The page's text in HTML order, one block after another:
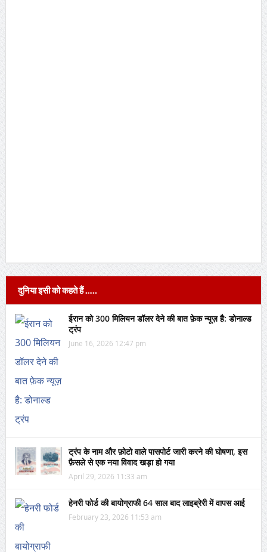
दुनिया इसी को कहते हैं …..
ईरान को 300 मिलियन डॉलर देने की बात फ़ेक न्यूज़ है: डोनाल्ड
ट्रंप
June 16, 2026 12:47 pm
ट्रंप के नाम और फ़ोटो वाले पासपोर्ट जारी करने की घोषणा, इस
फ़ैसले से एक नया विवाद खड़ा हो गया
April 29, 2026 11:33 am
हेनरी फोर्ड की बायोग्राफी 64 साल बाद लाइब्रेरी में वापस आई
February 23, 2026 11:53 am